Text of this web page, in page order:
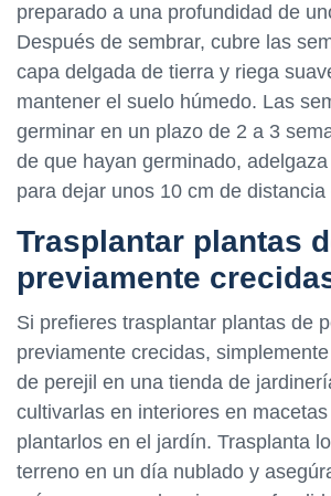
preparado a una profundidad de
Después de sembrar, cubre las
capa delgada de tierra y riega
mantener el suelo húmedo. Las
germinar en un plazo de 2 a 3
de que hayan germinado,
para dejar unos 10 cm de distancia
Trasplantar plantas
previamente
Si prefieres trasplantar plantas de
previamente crecidas,
de perejil en una tienda de
cultivarlas en interiores en
plantarlos en el jardín. Trasplanta
terreno en un día nublado y